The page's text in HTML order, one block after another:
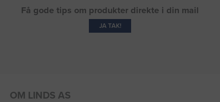
Få gode tips om produkter direkte i din mail
JA TAK!
OM LINDS AS